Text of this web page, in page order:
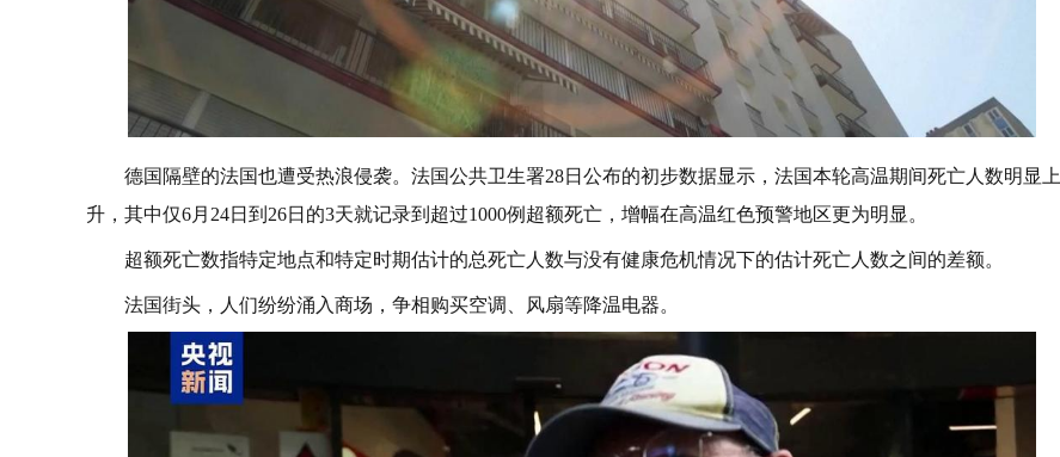
德国隔壁的法国也遭受热浪侵袭。法国公共卫生署28日公布的初步数据显示，法国本轮高温期间死亡人数明显上
升，其中仅6月24日到26日的3天就记录到超过1000例超额死亡，增幅在高温红色预警地区更为明显。
超额死亡数指特定地点和特定时期估计的总死亡人数与没有健康危机情况下的估计死亡人数之间的差额。
法国街头，人们纷纷涌入商场，争相购买空调、风扇等降温电器。